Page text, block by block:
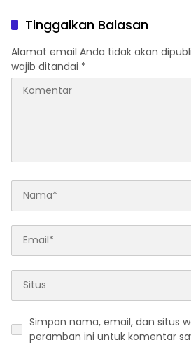
Organisasi Advokat
Tinggalkan Balasan
Alamat email Anda tidak akan
wajib ditandai *
Simpan nama, email, dan situs
peramban ini untuk komentar